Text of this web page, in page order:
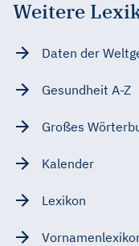
Weitere
Daten der
Gesundheit A-Z
Großes
Kalender
Lexikon